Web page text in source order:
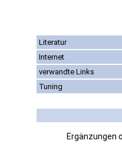
Literatur
Internet
verwandte Links
Tuning
Ergänzungen